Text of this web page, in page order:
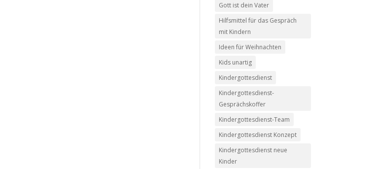
Gott ist dein Vater
Hilfsmittel für das Gespräch
mit Kindern
Ideen für Weihnachten
Kids unartig
Kindergottesdienst
Kindergottesdienst-
Gesprächskoffer
Kindergottesdienst-Team
Kindergottesdienst Konzept
Kindergottesdienst neue
Kinder